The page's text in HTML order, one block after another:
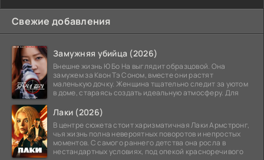
Свежие добавления
Замужняя убийца (2026)
Внешне жизнь Ю Бо На выглядит образцовой. Она
замужем за Квон Тэ Соном, вместе они растят
маленькую дочку. Женщина тщательно следит за уютом
в доме, стараясь создать идеальную атмосферу. Для
Лаки (2026)
В центре сюжета стоит харизматичная Лаки Армстронг,
чья жизнь полна невероятных поворотов и непростых
моментов. С самого раннего детства она росла в
нестандартных условиях, под опекой красноречивого